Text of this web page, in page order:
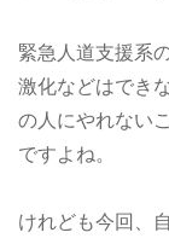
緊急人道支援系
激化などはでき
の人にやれない
ですよね。
けれども今回、